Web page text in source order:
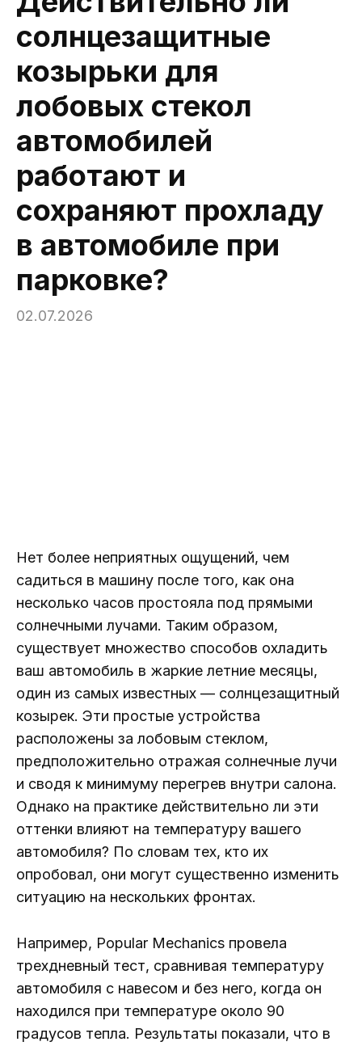
солнцезащитные
козырьки для
лобовых стекол
автомобилей
работают и
сохраняют прохладу
в автомобиле при
парковке?
02.07.2026
Нет более неприятных ощущений, чем
садиться в машину после того, как она
несколько часов простояла под прямыми
солнечными лучами. Таким образом,
существует множество способов охладить
ваш автомобиль в жаркие летние месяцы,
один из самых известных — солнцезащитный
козырек. Эти простые устройства
расположены за лобовым стеклом,
предположительно отражая солнечные лучи
и сводя к минимуму перегрев внутри салона.
Однако на практике действительно ли эти
оттенки влияют на температуру вашего
автомобиля? По словам тех, кто их
опробовал, они могут существенно изменить
ситуацию на нескольких фронтах.
Например, Popular Mechanics провела
трехдневный тест, сравнивая температуру
автомобиля с навесом и без него, когда он
находился при температуре около 90
градусов тепла. Результаты показали, что в